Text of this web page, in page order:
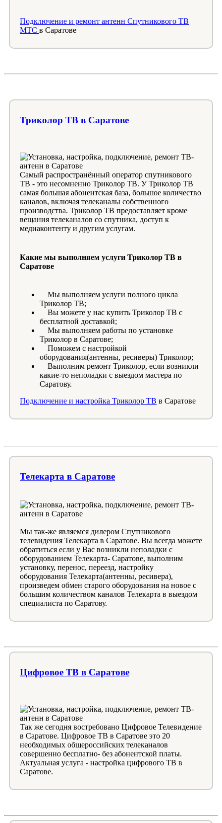
Подключение и ремонт антенн Спутникового ТВ
МТС в Саратове
Триколор ТВ в Саратове
Самый распространённый оператор спутникового
ТВ - это несомненно Триколор ТВ. У Триколор ТВ
самая большая абонентская база, большое количество
каналов, включая телеканалы собственного
производства. Триколор ТВ предоставляет кроме
вещания телеканалов со спутника, доступ к
медиаконтенту и другим услугам.
Какие мы выполняем услуги Триколор ТВ в
Саратове
Мы выполняем услуги полного цикла
Триколор ТВ;
Вы можете у нас купить Триколор ТВ с
бесплатной доставкой;
Мы выполняем работы по установке
Триколор в Саратове;
Поможем с настройкой
оборудования(антенны, ресиверы) Триколор;
Выполним ремонт Триколор, если возникли
какие-то неполадки с выездом мастера по
Саратову.
Подключение и настройка Триколор ТВ в Саратове
Телекарта в Саратове
Мы так-же являемся дилером Спутникового
телевидения Телекарта в Саратове. Вы всегда можете
обратиться если у Вас возникли неполадки с
оборудованием Телекарта- Саратове, выполним
установку, перенос, переезд, настройку
оборудования Телекарта(антенны, ресивера),
произведем обмен старого оборудования на новое с
большим количеством каналов Телекарта в выездом
специалиста по Саратову.
Цифровое ТВ в Саратове
Так же сегодня востребовано Цифровое Телевидение
в Саратове. Цифровое ТВ в Саратове это 20
необходимых общероссийских телеканалов
совершенно бесплатно- без абонентской платы.
Актуальная услуга - настройка цифрового ТВ в
Саратове.